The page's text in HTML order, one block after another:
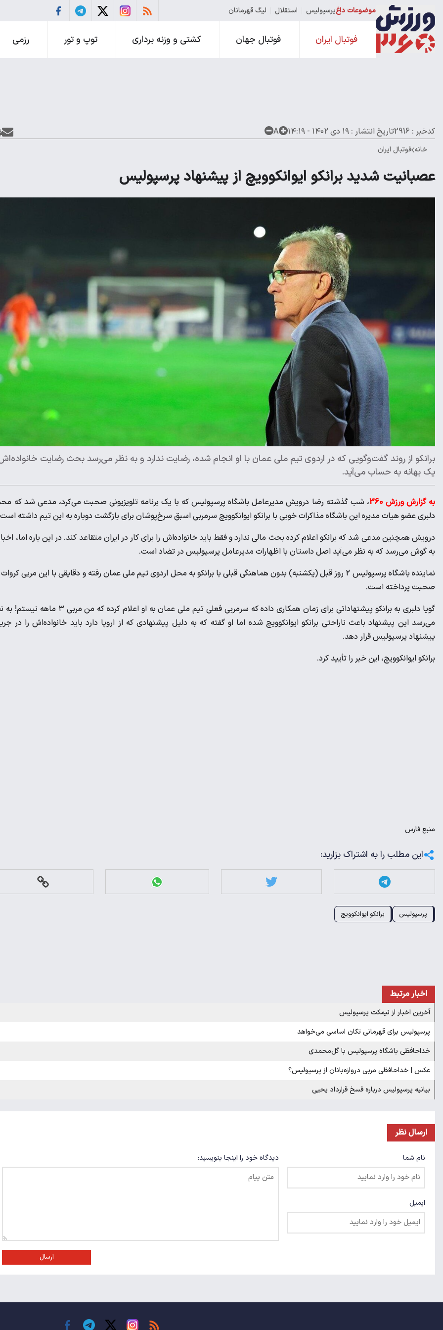
موضوعات داغپرسپولیس استقلال لیگ قهرمانان
فوتبال ایران فوتبال جهان کشتی و وزنه برداری توپ و تور رزمی
کدخبر : 2916 تاریخ انتشار : ۱۹ دی ۱۴۰۲ - ۱۴:۱۹ A
خانه فوتبال ایران
عصبانیت شدید برانکو ایوانکوویچ از پیشنهاد پرسپولیس
برانکو از روند گفت‌وگویی که در اردوی تیم ملی عمان با او انجام شده، رضایت ندارد و به نظر می‌رسد بحث رضایت
یک بهانه به حساب می‌آید.
به گزارش ورزش 360
، شب گذشته رضا درویش مدیرعامل باشگاه پرسپولیس که با یک برنامه تلویزیونی صحبت می‌کرد، مدعی شد که
دلبری عضو هیات مدیره این باشگاه مذاکرات خوبی با برانکو ایوانکوویچ سرمربی اسبق سرخ‌پوشان برای بازگشت دوباره به این تیم داشته
درویش همچنین مدعی شد که برانکو اعلام کرده بحث مالی ندارد و فقط باید خانواده‌اش را‌‌‌‌‌‌‌‌‌‌‌‌‌‌‌‌‌‌‌‌‌‌‌‌‌‌‌‌‌ برای کار در ایران متقاعد کند. در این باره اما،
به گوش می‌رسد که به نظر می‌آید اصل داستان با اظهارات مدیرعامل پرسپولیس در تضاد است.
نماینده باشگاه پرسپولیس ۲ روز قبل (یکشنبه) بدون هماهنگی قبلی با برانکو به محل اردوی تیم ملی عمان رفته و دقایقی با این مربی
صحبت پرداخته است.
گویا دلبری به برانکو پیشنهاداتی برای زمان همکاری داده که سرمربی فعلی تیم ملی عمان به او اعلام کرده که من
می‌رسد این پیشنهاد باعث ناراحتی برانکو ایوانکوویچ شده اما او گفته که به دلیل پیشنهادی که از اروپا دارد باید خانواده‌اش را در
پیشنهاد پرسپولیس قرار دهد.
برانکو ایوانکوویچ، این خبر را‌‌‌‌‌‌‌‌‌‌‌‌‌‌‌‌‌‌‌‌‌‌‌‌‌‌‌‌‌ تأیید کرد.
منبعفارس
این مطلب را به اشتراک بزارید:
پرسپولیس برانکو ایوانکوویچ
اخبار مرتبط
آخرین اخبار از نیمکت پرسپولیس
پرسپولیس برای قهرمانی تکان اساسی می‌خواهد
خداحافظی باشگاه پرسپولیس با گل‌محمدی
عکس | خداحافظی مربی دروازه‌بانان از پرسپولیس؟
بیانیه پرسپولیس درباره فسخ قرارداد یحیی
ارسال نظر
نام شما
ایمیل
دیدگاه خود را اینجا بنویسید:
ارسال